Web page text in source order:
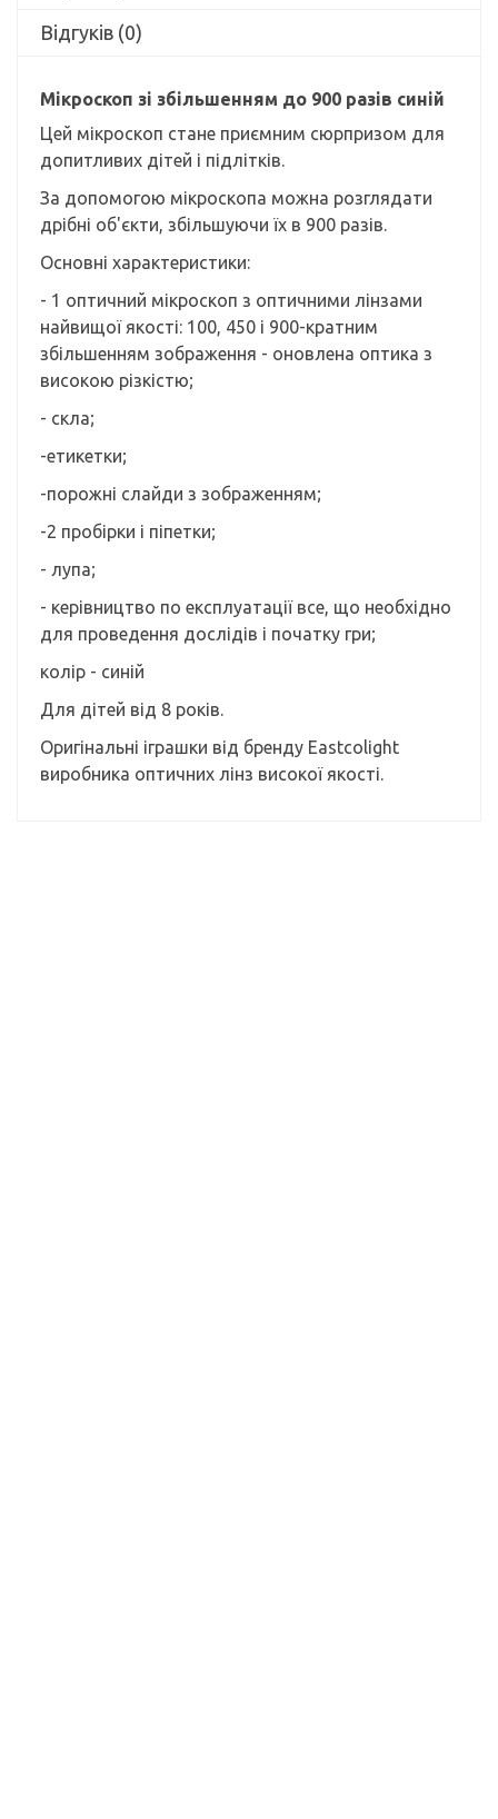
Відгуків (0)
Мікроскоп зі збільшенням до 900 разів синій
Цей мікроскоп стане приємним сюрпризом для
допитливих дітей і підлітків.
За допомогою мікроскопа можна розглядати
дрібні об'єкти, збільшуючи їх в 900 разів.
Основні характеристики:
- 1 оптичний мікроскоп з оптичними лінзами
найвищої якості: 100, 450 і 900-кратним
збільшенням зображення - оновлена оптика з
високою різкістю;
- скла;
-етикетки;
-порожні слайди з зображенням;
-2 пробірки і піпетки;
- лупа;
- керівництво по експлуатації все, що необхідно
для проведення дослідів і початку гри;
колір - синій
Для дітей від 8 років.
Оригінальні іграшки від бренду Eastcolіght
виробника оптичних лінз високої якості.